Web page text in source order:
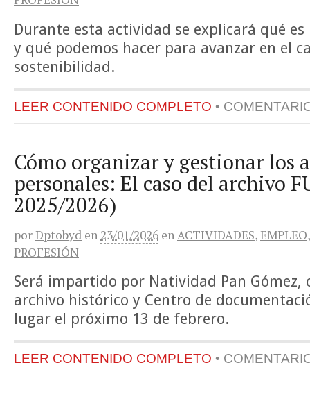
Durante esta actividad se explicará qué
y qué podemos hacer para avanzar en el
sostenibilidad.
LEER CONTENIDO COMPLETO •
Cómo organizar y gestionar los
personales: El caso del archivo
2025/2026)
porDptobyd en 23/01/2026 en ACTIVIDADES,EMPLEO
PROFESIÓN
Será impartido por Natividad Pan Gómez,
archivo histórico y Centro de
lugar el próximo 13 de febrero.
LEER CONTENIDO COMPLETO •